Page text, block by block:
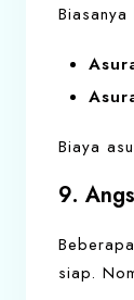
Biaya
9.
siap.